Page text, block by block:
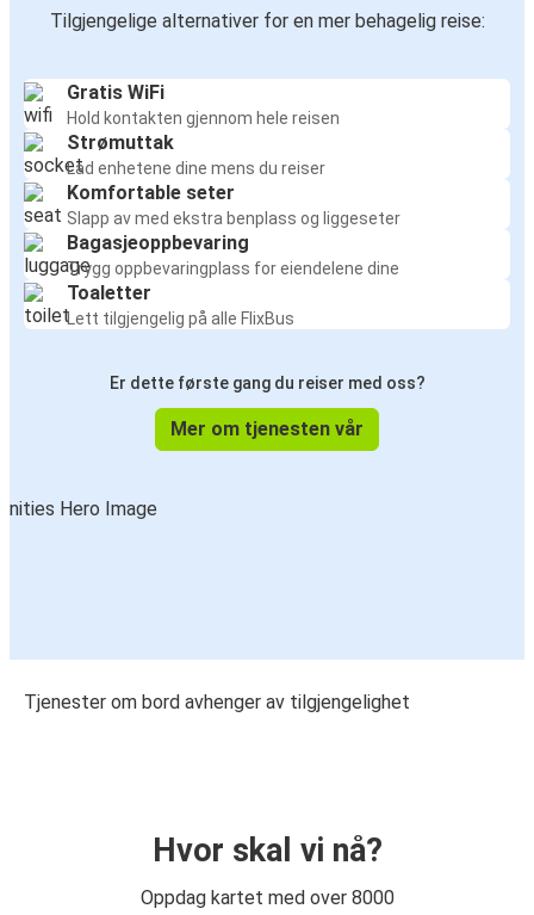
Tilgjengelige alternativer for en mer behagelig reise:
Gratis WiFi
Hold kontakten gjennom hele reisen
Strømuttak
Lad enhetene dine mens du reiser
Komfortable seter
Slapp av med ekstra benplass og liggeseter
Bagasjeoppbevaring
Trygg oppbevaringplass for eiendelene dine
Toaletter
Lett tilgjengelig på alle FlixBus
Er dette første gang du reiser med oss?
Mer om tjenesten vår
Tjenester om bord avhenger av tilgjengelighet
Hvor skal vi nå?
Oppdag kartet med over 8000